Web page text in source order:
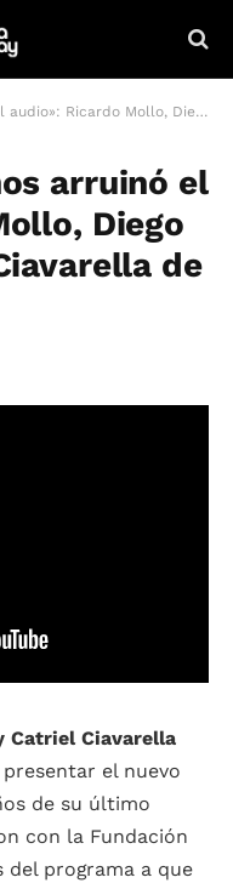
Arnedo y Catriel Ciavarella de DIVIDIDOS
arruinó el
Diego
de
Catriel Ciavarella
presentar el nuevo
de su último
con la Fundación
del programa a que